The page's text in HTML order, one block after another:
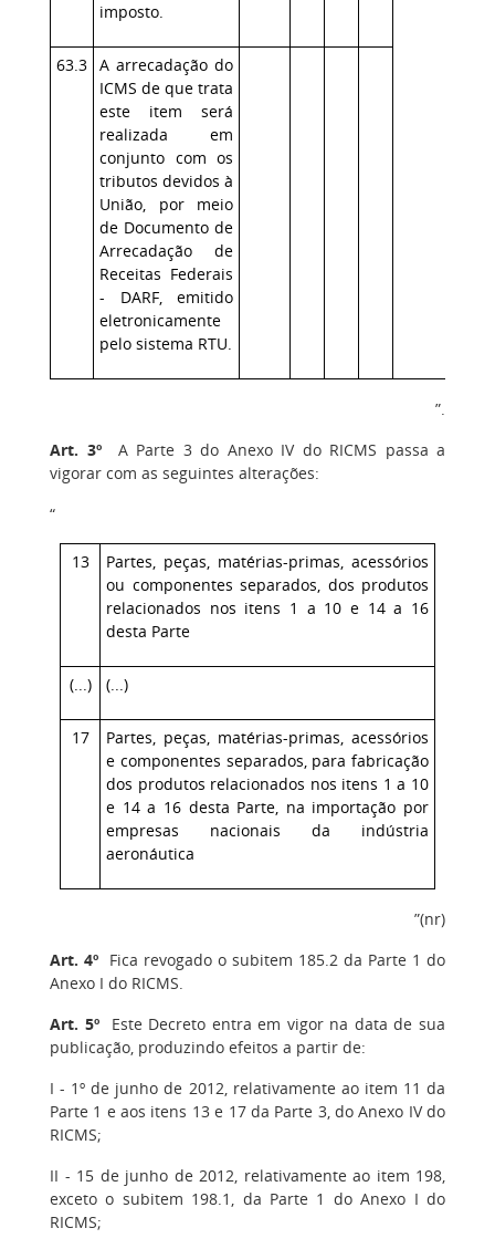
imposto.
63.3 A arrecadação do
ICMS de que trata
este item será
realizada em
conjunto com os
tributos devidos à
União, por meio
de Documento de
Arrecadação de
Receitas Federais
- DARF, emitido
eletronicamente
pelo sistema RTU.
”.
Art. 3ºA Parte 3 do Anexo IV do RICMS passa a
vigorar com as seguintes alterações:
“
13
Partes, peças, matérias-primas, acessórios
ou componentes separados, dos produtos
relacionados nos itens 1 a 10 e 14 a 16
desta Parte
(...) (...)
17
Partes, peças, matérias-primas, acessórios
e componentes separados, para fabricação
dos produtos relacionados nos itens 1 a 10
e 14 a 16 desta Parte, na importação por
empresas nacionais da indústria
aeronáutica
”(nr)
Art. 4º Fica revogado o subitem 185.2 da Parte 1 do
Anexo I do RICMS.
Art. 5ºEste Decreto entra em vigor na data de sua
publicação, produzindo efeitos a partir de:
I - 1º de junho de 2012, relativamente ao item 11 da
Parte 1 e aos itens 13 e 17 da Parte 3, do Anexo IV do
RICMS;
II - 15 de junho de 2012, relativamente ao item 198,
exceto o subitem 198.1, da Parte 1 do Anexo I do
RICMS;